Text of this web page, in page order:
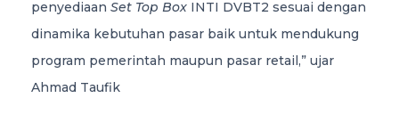
penyediaan Set Top Box INTI DVBT2 sesuai dengan
dinamika kebutuhan pasar baik untuk mendukung
program pemerintah maupun pasar retail,” ujar
Ahmad Taufik